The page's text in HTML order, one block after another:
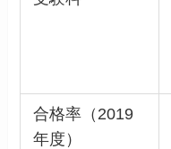
合格率（2019
年度）